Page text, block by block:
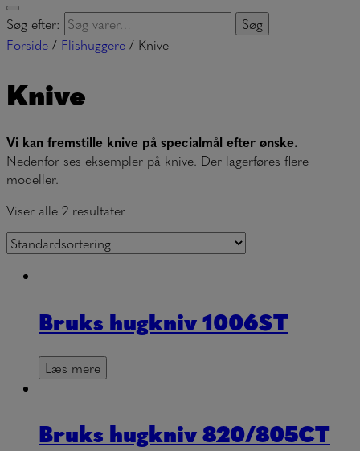
Søg efter:
Søg
Forside / Flishuggere / Knive
Knive
Vi kan fremstille knive på specialmål efter ønske.
Nedenfor ses eksempler på knive. Der lagerføres flere
modeller.
Viser alle 2 resultater
Bruks hugkniv 1006ST
Læs mere
Bruks hugkniv 820/805CT